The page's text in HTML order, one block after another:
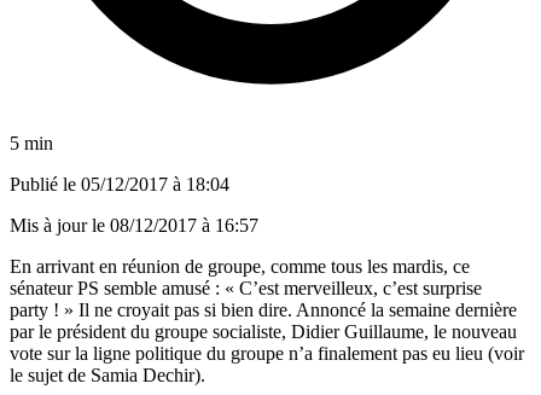
5 min
Publié le 05/12/2017 à 18:04
Mis à jour le 08/12/2017 à 16:57
En arrivant en réunion de groupe, comme tous les mardis, ce
sénateur PS semble amusé : « C’est merveilleux, c’est surprise
party ! » Il ne croyait pas si bien dire. Annoncé la semaine dernière
par le président du groupe socialiste, Didier Guillaume, le nouveau
vote sur la ligne politique du groupe n’a finalement pas eu lieu (voir
le sujet de Samia Dechir).